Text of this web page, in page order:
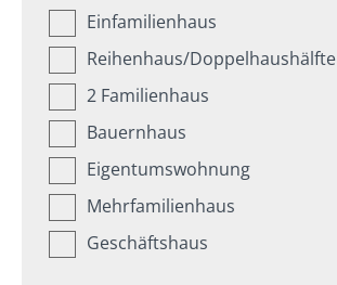
Einfamilienhaus
Reihenhaus/Doppelhaushälfte
2 Familienhaus
Bauernhaus
Eigentumswohnung
Mehrfamilienhaus
Geschäftshaus